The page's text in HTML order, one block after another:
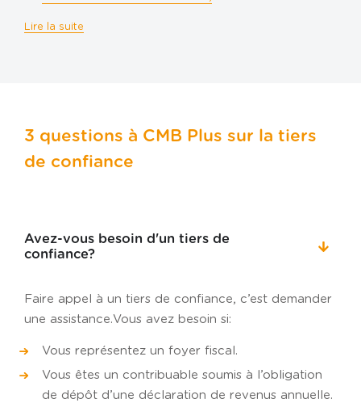
Lire la suite
3 questions à CMB Plus sur la tiers
de confiance
Avez-vous besoin d'un tiers de
confiance?
Faire appel à un tiers de confiance, c’est demander
une assistance. Vous avez besoin si:
Vous représentez un foyer fiscal.
Vous êtes un contribuable soumis à l’obligation
de dépôt d’une déclaration de revenus annuelle.